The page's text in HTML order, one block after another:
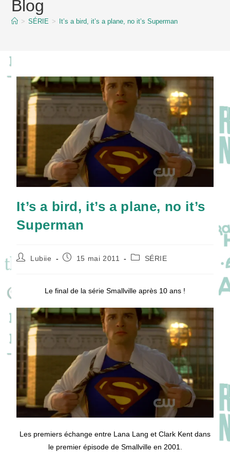
contentBlog
> SÉRIE > It’s a bird, it’s a plane, no it’s Superman
It’s a bird, it’s a plane, no it’s
Superman
Auteur/autrice
Lubiie
Publication
15 mai 2011
PostSÉRIE
Le final de la série Smallville après 10 ans !
Les premiers échange entre Lana Lang et Clark Kent dans
le premier épisode de Smallville en 2001.